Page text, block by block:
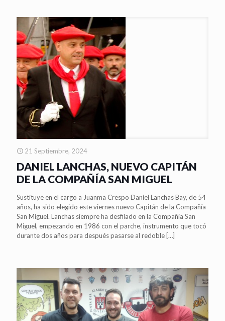
21 Septiembre, 2024
DANIEL LANCHAS, NUEVO CAPITÁN
DE LA COMPAÑÍA SAN MIGUEL
Sustituye en el cargo a Juanma Crespo Daniel Lanchas Bay, de 54
años, ha sido elegido este viernes nuevo Capitán de la Compañía
San Miguel. Lanchas siempre ha desfilado en la Compañía San
Miguel, empezando en 1986 con el parche, instrumento que tocó
durante dos años para después pasarse al redoble […]